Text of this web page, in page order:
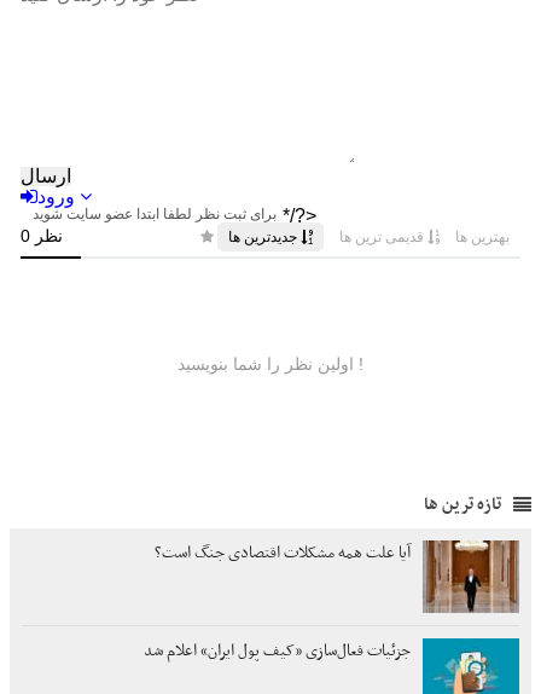
تازه ترین ها
آیا علت همه مشکلات اقتصادی جنگ است؟
جزئیات فعال‌سازی «کیف پول ایران» اعلام شد